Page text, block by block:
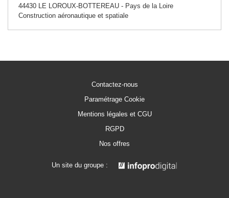
44430 LE LOROUX-BOTTEREAU - Pays de la Loire
Construction aéronautique et spatiale
Contactez-nous
Paramétrage Cookie
Mentions légales et CGU
RGPD
Nos offres
Un site du groupe :